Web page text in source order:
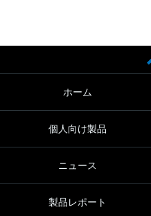
ホーム
個人向け製品
ニュース
製品レポート